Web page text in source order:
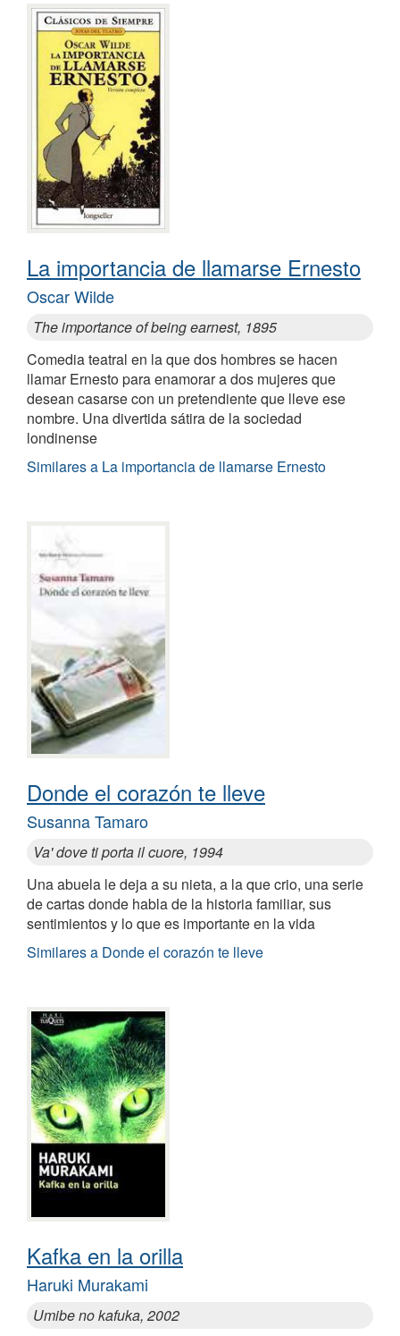
La importancia de llamarse Ernesto
Oscar Wilde
The importance of being earnest, 1895
Comedia teatral en la que dos hombres se hacen
llamar Ernesto para enamorar a dos mujeres que
desean casarse con un pretendiente que lleve ese
nombre. Una divertida sátira de la sociedad
londinense
Similares a La importancia de llamarse Ernesto
Donde el corazón te lleve
Susanna Tamaro
Va' dove ti porta il cuore, 1994
Una abuela le deja a su nieta, a la que crio, una serie
de cartas donde habla de la historia familiar, sus
sentimientos y lo que es importante en la vida
Similares a Donde el corazón te lleve
Kafka en la orilla
Haruki Murakami
Umibe no kafuka, 2002